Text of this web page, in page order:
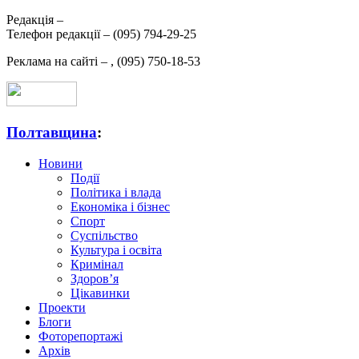
Редакція –
Телефон редакції – (095) 794-29-25
Реклама на сайті – , (095) 750-18-53
Полтавщина:
Новини
Події
Політика і влада
Економіка і бізнес
Спорт
Суспільство
Культура і освіта
Кримінал
Здоров’я
Цікавинки
Проекти
Блоги
Фоторепортажі
Архів